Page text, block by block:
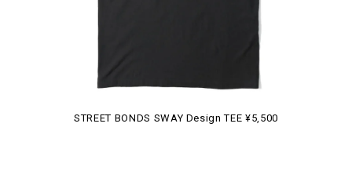
STREET BONDS SWAY Design TEE ¥5,500